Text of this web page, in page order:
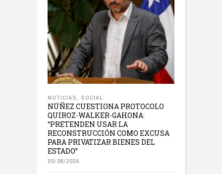
NOTICIAS , SOCIAL
NÚÑEZ CUESTIONA PROTOCOLO
QUIROZ-WALKER-GAHONA:
“PRETENDEN USAR LA
RECONSTRUCCIÓN COMO EXCUSA
PARA PRIVATIZAR BIENES DEL
ESTADO”
05/08/2026